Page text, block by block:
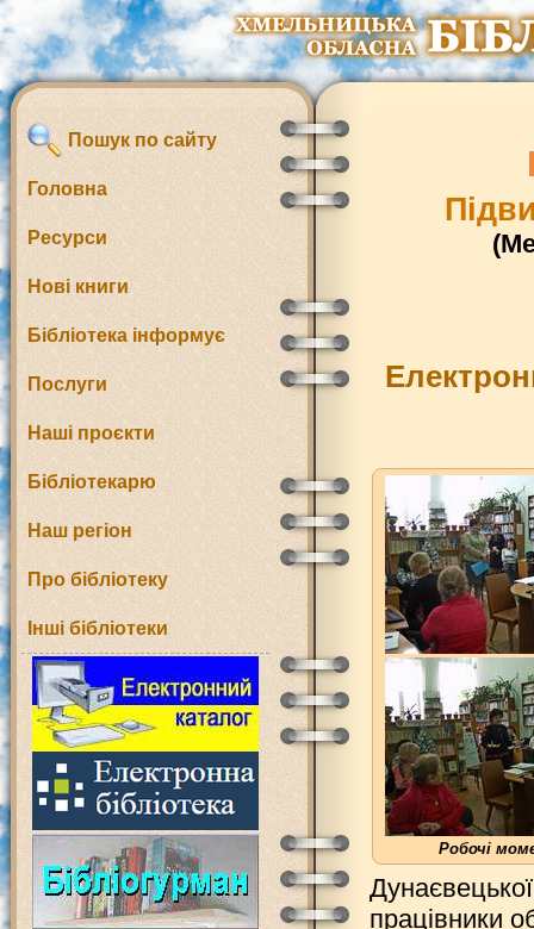
Пошук по сайту
Головна
Ресурси
Нові книги
Бібліотека інформує
Послуги
Наші проєкти
Бібліотекарю
Наш регіон
Про бібліотеку
Інші бібліотеки
Робочі
працівники